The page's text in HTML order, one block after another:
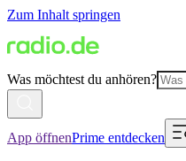
Zum Inhalt springen
Was möchtest du anhören?
App öffnenPrime entdecken